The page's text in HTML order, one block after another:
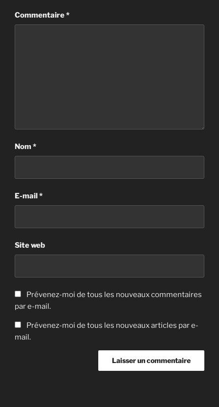
Commentaire*
Nom*
E-mail*
Site web
Prévenez-moi de tous les nouveaux commentaires
par e-mail.
Prévenez-moi de tous les nouveaux articles par e-
mail.